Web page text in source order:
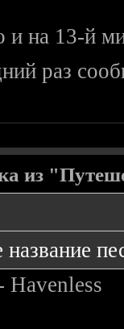
и на 13-й
раз
из
Havenless